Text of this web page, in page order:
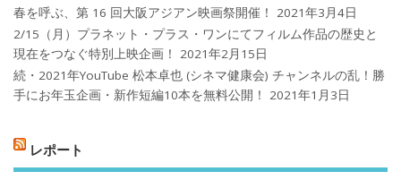
春を呼ぶ、第 16 回大阪アジアン映画祭開催！
2021年3月4日
2/15（月）プラネット・プラス・ワンにてフィルム作品の歴史と
現在をつなぐ特別上映企画！
2021年2月15日
続・2021年YouTube 松本卓也 (シネマ健康会) チャンネルの乱！勝
手にお年玉企画・新作短編10本を無料公開！
2021年1月3日
レポート